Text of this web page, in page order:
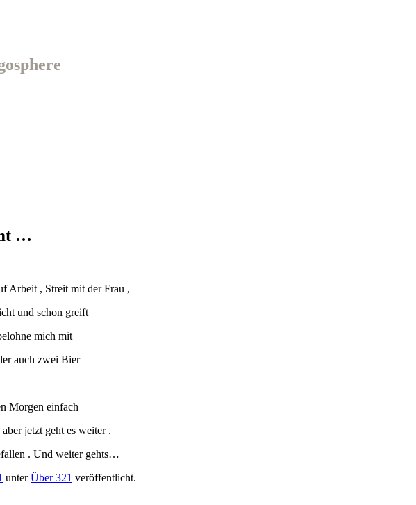
…
Arbeit , Streit mit der Frau ,
und schon greift
mich mit
auch zwei Bier
Morgen einfach
jetzt geht es weiter .
. Und weiter gehts…
unterÜber 321 veröffentlicht.